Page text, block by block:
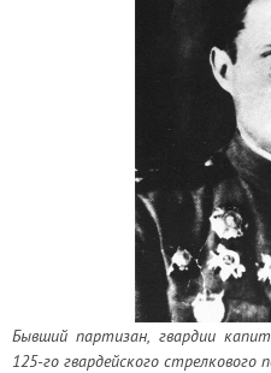
Бывший партизан, гвардии
125-го гвардейского стрелкового